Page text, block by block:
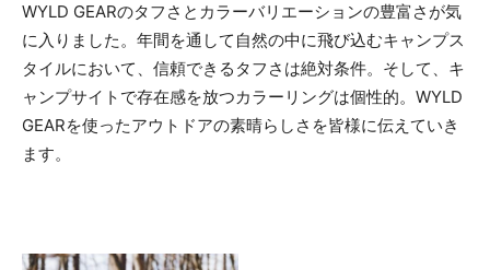
WYLD GEARのタフさとカラーバリエーションの豊富さが気
に入りました。年間を通して自然の中に飛び込むキャンプス
タイルにおいて、信頼できるタフさは絶対条件。そして、キ
ャンプサイトで存在感を放つカラーリングは個性的。WYLD
GEARを使ったアウトドアの素晴らしさを皆様に伝えていき
ます。